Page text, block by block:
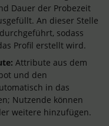
Dauer der Probezeit
An dieser Stelle
sodass
Profil erstellt wird.
Attribute aus dem
und den
in das
Nutzende können
weitere hinzufügen.